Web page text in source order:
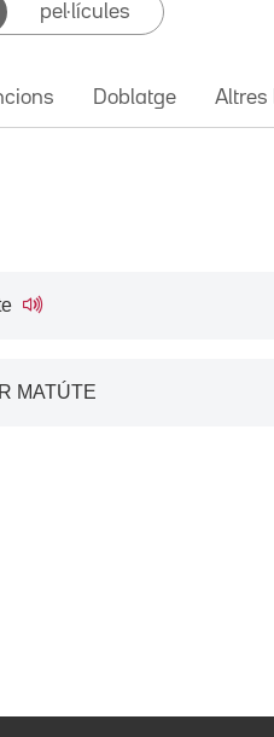
pel·lícules
Doblatge Altres
MATÚTE